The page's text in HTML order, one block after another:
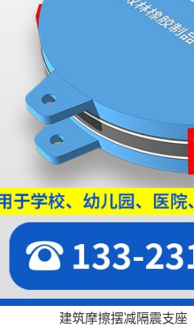
建筑摩擦摆减隔震支座